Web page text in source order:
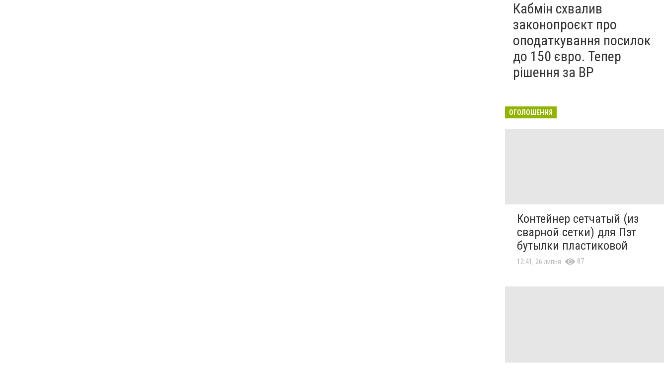
Кабмін схвалив
законопроєкт про
оподаткування посилок
до 150 євро. Тепер
рішення за ВР
ОГОЛОШЕННЯ
Контейнер сетчатый (из
сварной сетки) для Пэт
бутылки пластиковой
12:41, 26 липня 87